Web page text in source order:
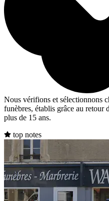
Nous vérifions et sélectionnons
funèbres, établis grâce au retour
plus de 15 ans.
top notes